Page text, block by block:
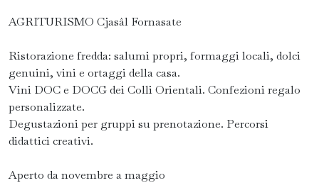
AGRITURISMO Cjasâl Fornasate
Ristorazione fredda: salumi propri, formaggi locali, dolci
genuini, vini e ortaggi della casa.
Vini DOC e DOCG dei Colli Orientali. Confezioni regalo
personalizzate.
Degustazioni per gruppi su prenotazione. Percorsi
didattici creativi.
Aperto da novembre a maggio